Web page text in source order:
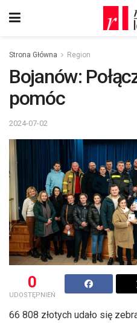
Strona Główna Region
Bojanów:
pomóc
2024-07-02
0
UDOSTĘPNIEŃ
66 808 złotych udało się